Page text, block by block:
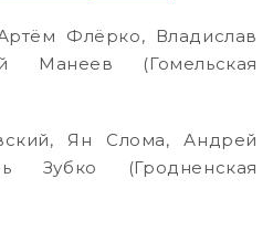
Флёрко, Владислав
Манеев (Гомельская
Ян Слома, Андрей
Зубко (Гродненская